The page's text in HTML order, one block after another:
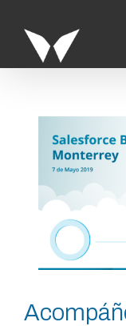
contenido
imagen
más
grande